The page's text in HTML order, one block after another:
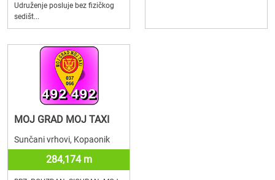
Udruženje posluje bez fizičkog
sedišt...
MOJ GRAD MOJ TAXI
Sunčani vrhovi, Kopaonik
284,174 m